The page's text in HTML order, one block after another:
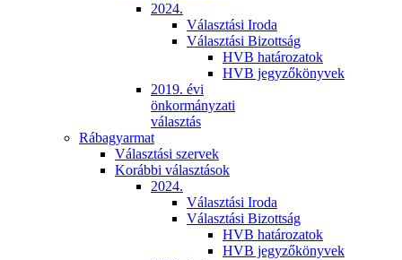
2024.
Választási Iroda
Választási Bizottság
HVB határozatok
HVB jegyzőkönyvek
2019. évi
önkormányzati
választás
Rábagyarmat
Választási szervek
Korábbi választások
2024.
Választási Iroda
Választási Bizottság
HVB határozatok
HVB jegyzőkönyvek